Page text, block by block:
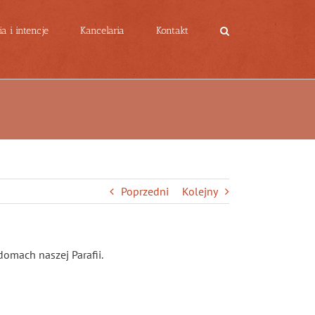
i intencje Kancelaria Kontakt
Poprzedni Kolejny
naszej Parafii.